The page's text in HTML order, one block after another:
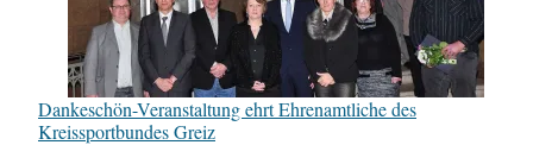
Dankeschön-Veranstaltung ehrt Ehrenamtliche des
Kreissportbundes Greiz